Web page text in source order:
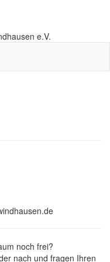
noch frei?
nach und fragen Ihren